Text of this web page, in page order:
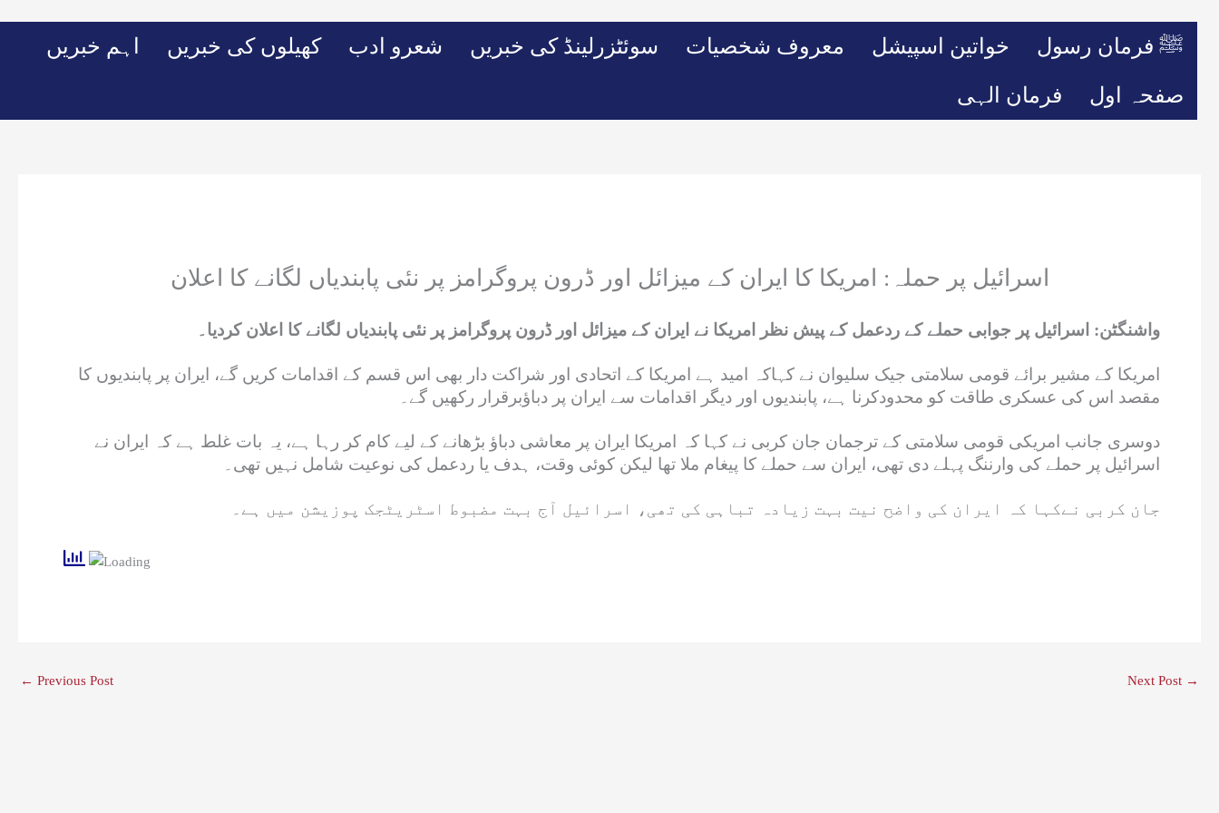
اہم خبریں کھیلوں کی خبریں شعرو ادب سوئٹزرلینڈ کی خبریں معروف شخصیات خواتین اسپیشل ﷺ فرمان رسول
فرمان الہی صفحہ اول
اسرائیل پر حملہ: امریکا کا ایران کے میزائل اور ڈرون پروگرامز پر نئی پابندیاں لگانے کا اعلان
واشنگٹن: اسرائیل پر جوابی حملے کے ردعمل کے پیش نظر امریکا نے ایران کے میزائل اور ڈرون پروگرامز پر نئی پابندیاں لگانے کا اعلان کردیا۔
امریکا کے مشیر برائے قومی سلامتی جیک سلیوان نے کہاکہ امید ہے امریکا کے اتحادی اور شراکت دار بھی اس قسم کے اقدامات کریں گے، ایران پر پابندیوں کا
مقصد اس کی عسکری طاقت کو محدودکرنا ہے، پابندیوں اور دیگر اقدامات سے ایران پر دباؤبرقرار رکھیں گے۔
دوسری جانب امریکی قومی سلامتی کے ترجمان جان کربی نے کہا کہ امریکا ایران پر معاشی دباؤ بڑھانے کے لیے کام کر رہا ہے، یہ بات غلط ہے کہ ایران نے
اسرائیل پر حملے کی وارننگ پہلے دی تھی، ایران سے حملے کا پیغام ملا تھا لیکن کوئی وقت، ہدف یا ردعمل کی نوعیت شامل نہیں تھی۔
جان کربی نےکہا کہ ایران کی واضح نیت بہت زیادہ تباہی کی تھی، اسرائیل آج بہت مضبوط اسٹریٹجک پوزیشن میں ہے۔
← Previous Post Next Post →